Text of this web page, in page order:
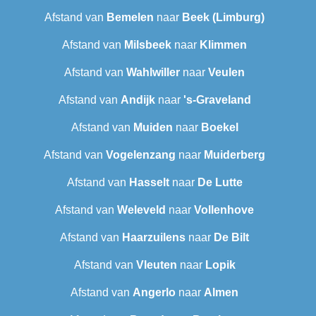
Afstand van Bemelen naar Beek (Limburg)
Afstand van Milsbeek naar Klimmen
Afstand van Wahlwiller naar Veulen
Afstand van Andijknaar 's-Graveland
Afstand van Muiden naar Boekel
Afstand van Vogelenzang naar Muiderberg
Afstand van Hasseltnaar De Lutte
Afstand van Weleveld naar Vollenhove
Afstand van Haarzuilens naar De Bilt
Afstand van Vleuten naar Lopik
Afstand van Angerlo naar Almen